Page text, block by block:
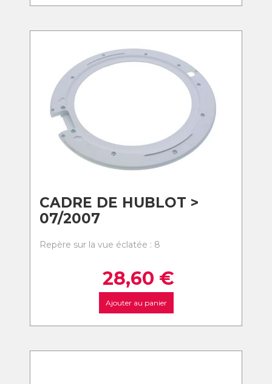
CADRE DE HUBLOT >
07/2007
Repère sur la vue éclatée : 8
28,60 €
Ajouter au panier